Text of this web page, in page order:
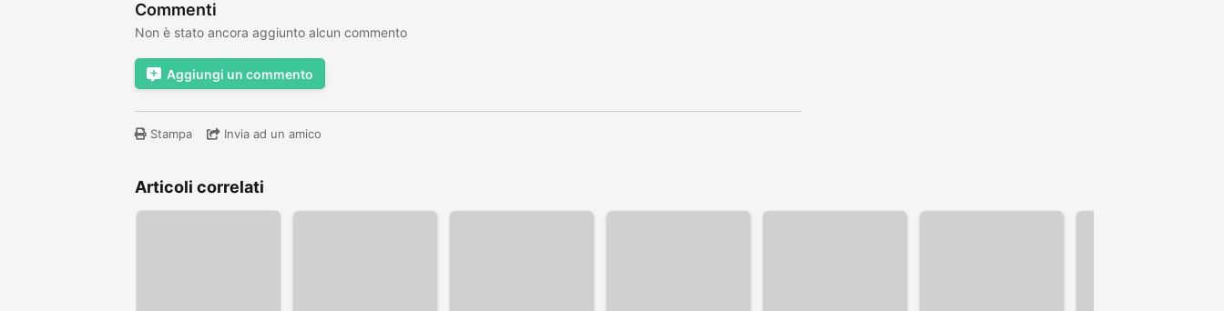
Commenti
Non è stato ancora aggiunto alcun commento
Aggiungi un commento
Stampa Invia ad un amico
Articoli correlati